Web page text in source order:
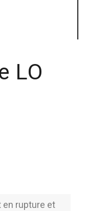
LO
rupture et